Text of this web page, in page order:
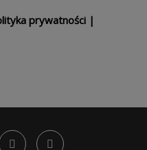
prywatności |